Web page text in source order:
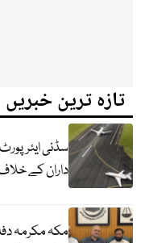
تازہ ترین خبریں
داران کے
مکہ مکرمہ